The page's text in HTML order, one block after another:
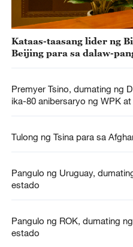
Kataas-taasang lider ng
Beijing para sa dalaw-
Premyer Tsino, dumating ng
ika-80 anibersaryo ng WPK
Tulong ng Tsina para sa
Pangulo ng Uruguay,
estado
Pangulo ng ROK, dumating
estado